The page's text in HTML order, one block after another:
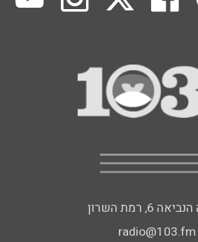
6, רמת השרון
radio@103.fm